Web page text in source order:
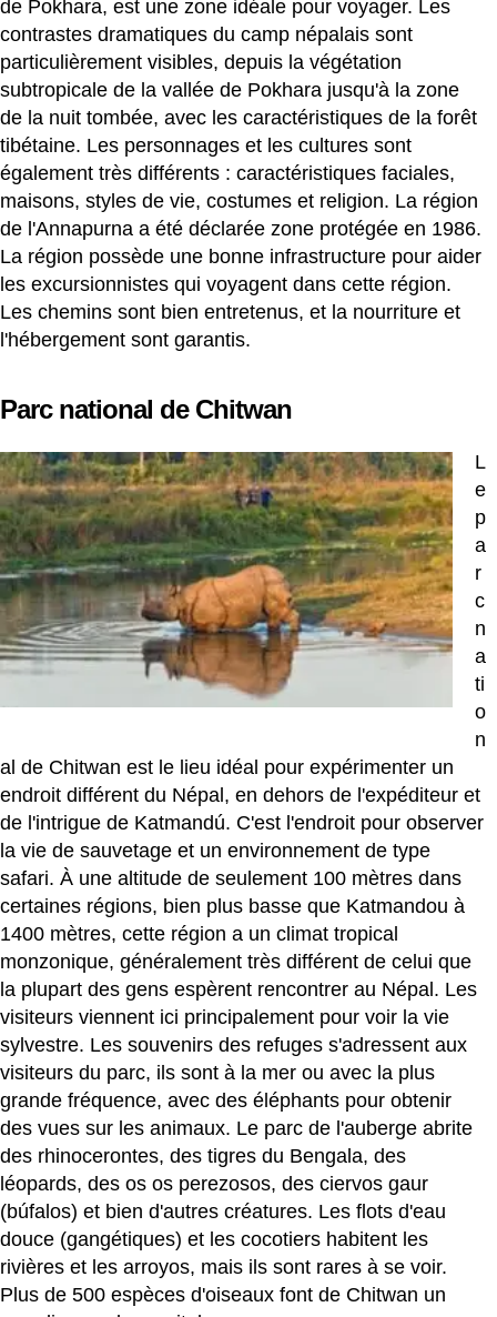
de Pokhara, est une zone idéale pour voyager. Les
contrastes dramatiques du camp népalais sont
particulièrement visibles, depuis la végétation
subtropicale de la vallée de Pokhara jusqu'à la zone
de la nuit tombée, avec les caractéristiques de la forêt
tibétaine. Les personnages et les cultures sont
également très différents : caractéristiques faciales,
maisons, styles de vie, costumes et religion. La région
de l'Annapurna a été déclarée zone protégée en 1986.
La région possède une bonne infrastructure pour aider
les excursionnistes qui voyagent dans cette région.
Les chemins sont bien entretenus, et la nourriture et
l'hébergement sont garantis.
Parc national de Chitwan
L
e
p
a
r
c
n
a
ti
o
n
al de Chitwan est le lieu idéal pour expérimenter un
endroit différent du Népal, en dehors de l'expéditeur et
de l'intrigue de Katmandú. C'est l'endroit pour observer
la vie de sauvetage et un environnement de type
safari. À une altitude de seulement 100 mètres dans
certaines régions, bien plus basse que Katmandou à
1400 mètres, cette région a un climat tropical
monzonique, généralement très différent de celui que
la plupart des gens espèrent rencontrer au Népal. Les
visiteurs viennent ici principalement pour voir la vie
sylvestre. Les souvenirs des refuges s'adressent aux
visiteurs du parc, ils sont à la mer ou avec la plus
grande fréquence, avec des éléphants pour obtenir
des vues sur les animaux. Le parc de l'auberge abrite
des rhinocerontes, des tigres du Bengala, des
léopards, des os os perezosos, des ciervos gaur
(búfalos) et bien d'autres créatures. Les flots d'eau
douce (gangétiques) et les cocotiers habitent les
rivières et les arroyos, mais ils sont rares à se voir.
Plus de 500 espèces d'oiseaux font de Chitwan un